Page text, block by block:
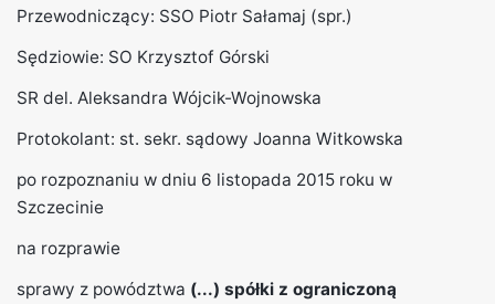
Przewodniczący: SSO Piotr Sałamaj (spr.)
Sędziowie: SO Krzysztof Górski
SR del. Aleksandra Wójcik-Wojnowska
Protokolant: st. sekr. sądowy Joanna Witkowska
po rozpoznaniu w dniu 6 listopada 2015 roku w
Szczecinie
na rozprawie
sprawy z powództwa (...) spółki z ograniczoną